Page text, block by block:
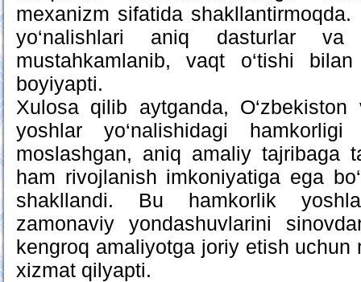
mexanizm sifatida
yo‘nalishlari aniq dasturlar va
mustahkamlanib, vaqt o‘tishi
boyiyapti.
Xulosa qilib aytganda, O‘zbekiston
yoshlar yo‘nalishidagi
moslashgan, aniq amaliy tajribaga
ham rivojlanish imkoniyatiga ega
shakllandi. Bu hamkorlik
zamonaviy yondashuvlarini
kengroq amaliyotga joriy etish uchun
xizmat qilyapti.